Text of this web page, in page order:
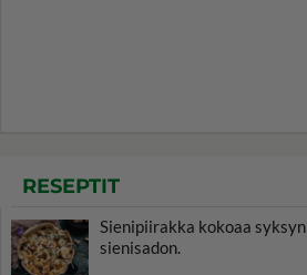
RESEPTIT
Sienipiirakka kokoaa syksyn
sienisadon.